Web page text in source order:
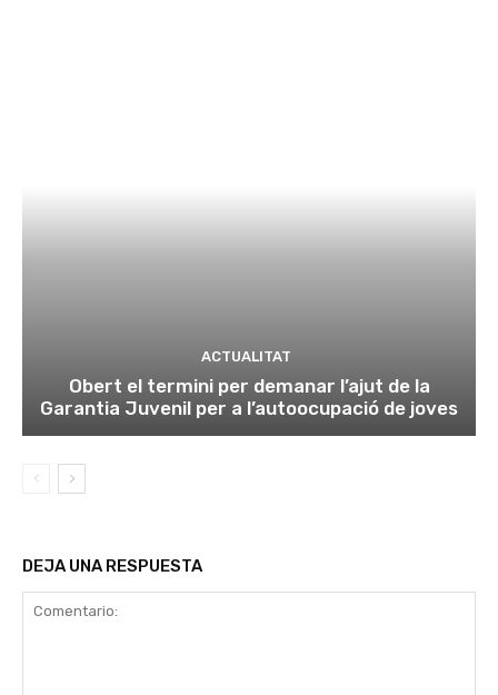
ACTUALITAT
Obert el termini per demanar l’ajut de la
Garantia Juvenil per a l’autoocupació de joves
DEJA UNA RESPUESTA